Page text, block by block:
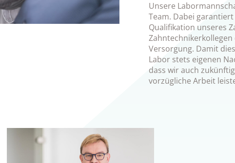
Unsere
Team. Dabei
Qualifikation unseres
Versorgung. Damit
Labor stets eigenen
dass wir auch
vorzügliche Arbeit